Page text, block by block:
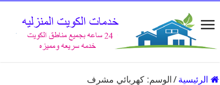
الرئيسية / الوسم:كهربائي مشرف